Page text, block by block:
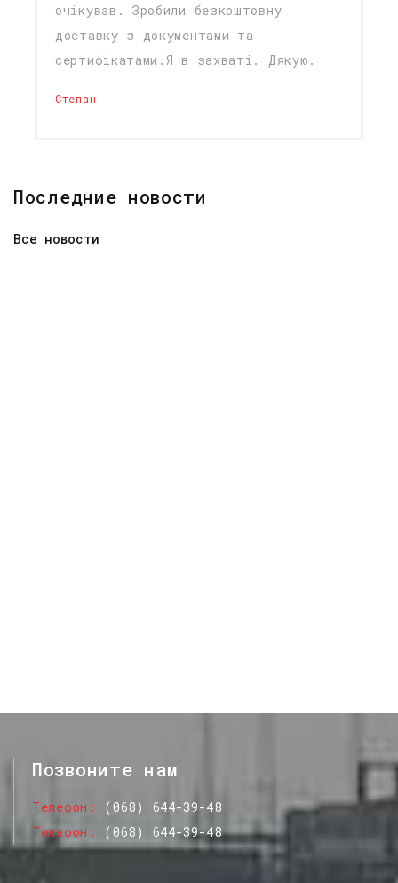
очікував. Зробили безкоштовну
доставку з документами та
сертифікатами.Я в захваті. Дякую.
Степан
Последние новости
Все новости
Позвоните нам
Телефон
(068) 644-39-48
Телефон
(068) 644-39-48